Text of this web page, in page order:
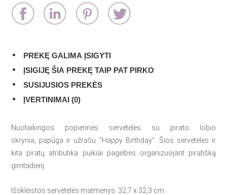
PREKĘ GALIMA ĮSIGYTI
ĮSIGIJĘ ŠIA PREKĘ TAIP PAT PIRKO
SUSIJUSIOS PREKĖS
ĮVERTINIMAI (0)
Nuotaikingos popierinės servetėlės su pirato lobio
skrynia, papūga ir užrašu "Happy Birthday". Šios servetėlės ir
kita piratų atributika puikiai pagelbės organizuojant piratišką
gimtadienį.
Išskleistos servetėlės matmenys: 32,7 x 32,3 cm.